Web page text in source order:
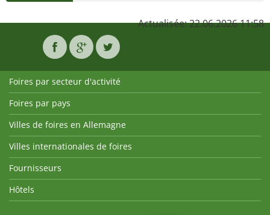
Actualisée: 22.06.2026 11:58
Foires par secteur d'activité
Foires par pays
Villes de foires en Allemagne
Villes internationales de foires
Fournisseurs
Hôtels